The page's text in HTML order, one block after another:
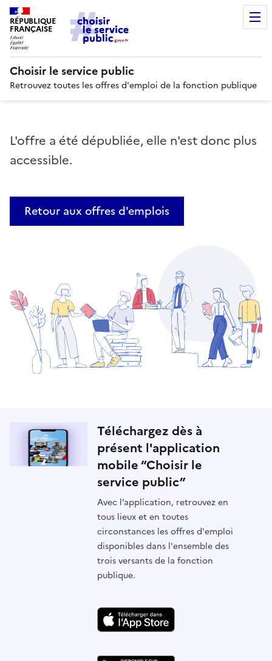
RÉPUBLIQUE
FRANÇAISE
Choisir le service public
Retrouvez toutes les offres d'emploi de la fonction publique
L'offre a été dépubliée, elle n'est donc plus
accessible.
Retour aux offres d'emplois
Téléchargez dès à
présent l'application
mobile “Choisir le
service public”
Avec l’application, retrouvez en
tous lieux et en toutes
circonstances les offres d'emploi
disponibles dans l'ensemble des
trois versants de la fonction
publique.